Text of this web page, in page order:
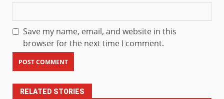
Save my name, email, and website in this
browser for the next time I comment.
RELATED STORIES